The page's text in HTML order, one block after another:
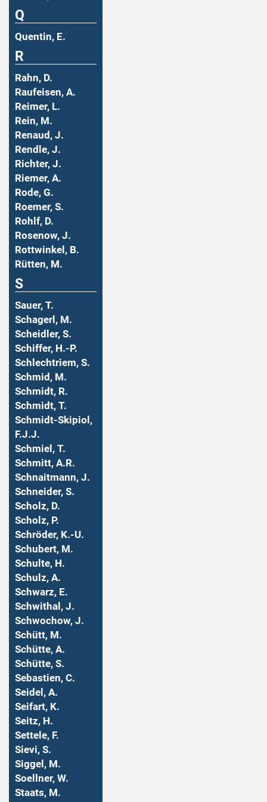
Q
Quentin, E.
R
Rahn, D.
Raufeisen, A.
Reimer, L.
Rein, M.
Renaud, J.
Rendle, J.
Richter, J.
Riemer, A.
Rode, G.
Roemer, S.
Rohlf, D.
Rosenow, J.
Rottwinkel, B.
Rütten, M.
S
Sauer, T.
Schagerl, M.
Scheidler, S.
Schiffer, H.-P.
Schlechtriem, S.
Schmid, M.
Schmidt, R.
Schmidt, T.
Schmidt-Skipiol,
F.J.J.
Schmiel, T.
Schmitt, A.R.
Schnaitmann, J.
Schneider, S.
Scholz, D.
Scholz, P.
Schröder, K.-U.
Schubert, M.
Schulte, H.
Schulz, A.
Schwarz, E.
Schwithal, J.
Schwochow, J.
Schütt, M.
Schütte, A.
Schütte, S.
Sebastien, C.
Seidel, A.
Seifart, K.
Seitz, H.
Settele, F.
Sievi, S.
Siggel, M.
Soellner, W.
Staats, M.